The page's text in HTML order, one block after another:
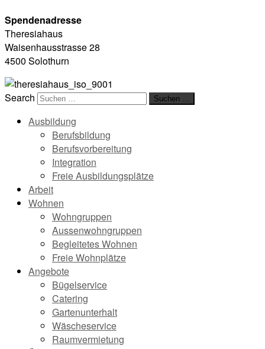
Spendenadresse
Theresiahaus
Waisenhausstrasse 28
4500 Solothurn
Search Suchen …
Ausbildung
Berufsbildung
Berufsvorbereitung
Integration
Freie Ausbildungsplätze
Arbeit
Wohnen
Wohngruppen
Aussenwohngruppen
Begleitetes Wohnen
Freie Wohnplätze
Angebote
Bügelservice
Catering
Gartenunterhalt
Wäscheservice
Raumvermietung